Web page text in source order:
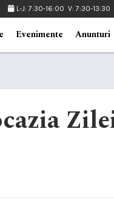
L-J: 7:30-16:00 V: 7:30-13:30
Evenimente Anunturi